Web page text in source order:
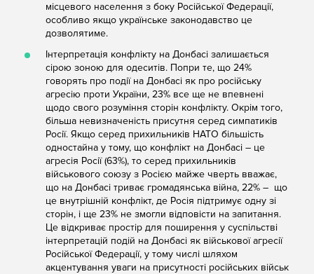
місцевого населення з боку Російської Федерації,
особливо якщо українське законодавство це
дозволятиме.
Інтерпретація конфлікту на Донбасі залишається
сірою зоною для одеситів. Попри те, що 24%
говорять про події на Донбасі як про російську
агресію проти України, 23% все ще не впевнені
щодо свого розуміння сторін конфлікту. Окрім того,
більша невизначеність присутня серед симпатиків
Росії. Якщо серед прихильників НАТО більшість
одностайна у тому, що конфлікт на Донбасі – це
агресія Росії (63%), то серед прихильників
військового союзу з Росією майже чверть вважає,
що на Донбасі триває громадянська війна, 22% – що
це внутрішній конфлікт, де Росія підтримує одну зі
сторін, і ще 23% не змогли відповісти на запитання.
Це відкриває простір для поширення у суспільстві
інтерпретацій подій на Донбасі як військової агресії
Російської Федерації, у тому числі шляхом
акцентування уваги на присутності російських військ